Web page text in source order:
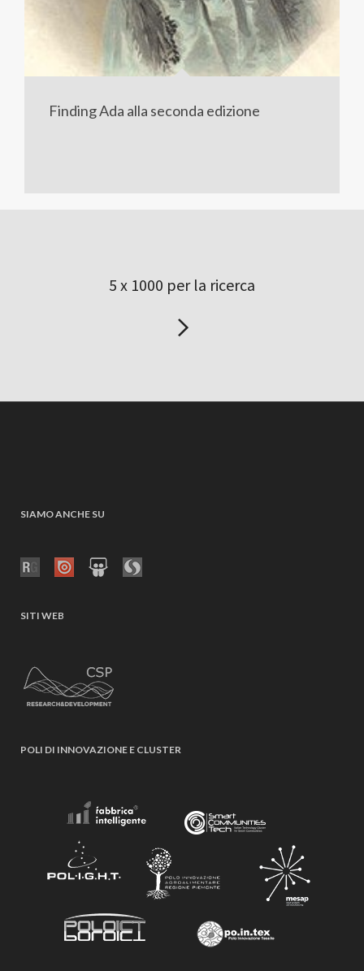
Finding Ada alla seconda edizione
5 x 1000 per la ricerca
SIAMO ANCHE SU
SITI WEB
POLI DI INNOVAZIONE E CLUSTER